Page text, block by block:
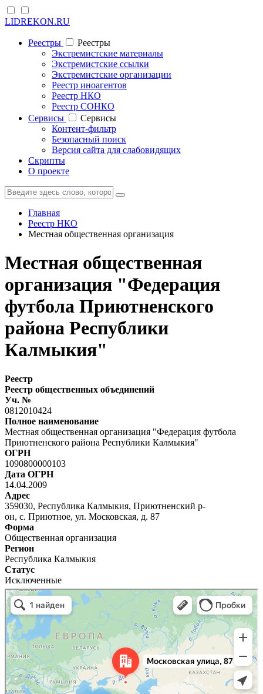
LIDREKON.RU
Реестры
Реестры
Экстремистские материалы
Экстремистские ссылки
Экстремистские организации
Реестр иноагентов
Реестр НКО
Реестр СОНКО
Cервисы
Cервисы
Контент-фильтр
Безопасный поиск
Версия сайта для слабовидящих
Скрипты
О проекте
Главная
Реестр НКО
Местная общественная организация
Местная общественная
организация "Федерация
футбола Приютненского
района Республики
Калмыкия"
Реестр
Реестр общественных объединений
Уч. №
0812010424
Полное наименование
Местная общественная организация "Федерация футбола
Приютненского района Республики Калмыкия"
ОГРН
1090800000103
Дата ОГРН
14.04.2009
Адрес
359030, Республика Калмыкия, Приютненский р-
он, с. Приютное, ул. Московская, д. 87
Форма
Общественная организация
Регион
Республика Калмыкия
Статус
Исключенные